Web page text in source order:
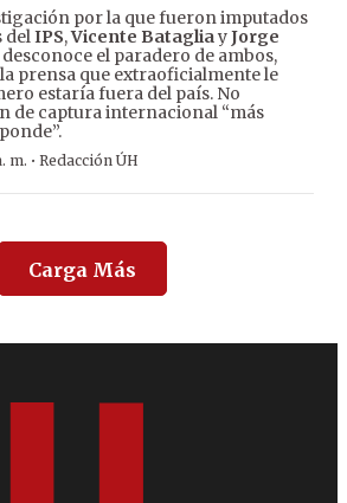
por la que fueron imputados
delIPS,Vicente BatagliayJorge
desconoce el paradero de ambos,
prensa que extraoficialmente le
estaría fuera del país. No
de captura internacional “más
m. · Redacción ÚH
Carga Más